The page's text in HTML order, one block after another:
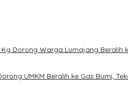
Kg Dorong Warga Lumajang
UMKM Beralih ke Gas Bumi,